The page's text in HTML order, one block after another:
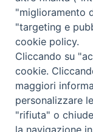
Minore
ricevuto il
Termoli e Diocesi.
F
"miglioramento
"targeting e
cookie policy.
Cliccando su
cookie.
maggiori
personalizzare
"rifiuta" o
la navigazione